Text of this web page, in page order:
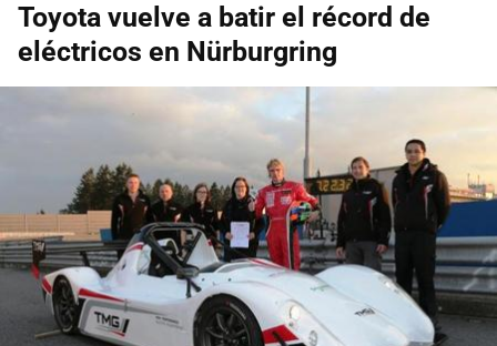
Toyota vuelve a batir el récord de
eléctricos en Nürburgring